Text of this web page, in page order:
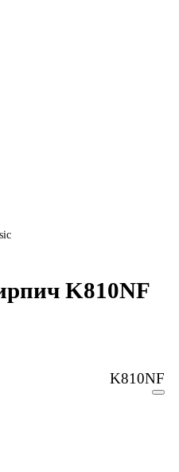
K810NF
K810NF